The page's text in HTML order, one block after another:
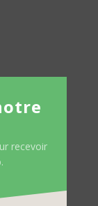
recevoir